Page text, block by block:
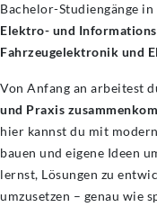
Bachelor-Studiengänge in
Elektro- und
Fahrzeugelektronik und
Von Anfang an arbeitest
und Praxis
hier kannst du mit
bauen und eigene Ideen
lernst, Lösungen zu
umzusetzen – genau wie